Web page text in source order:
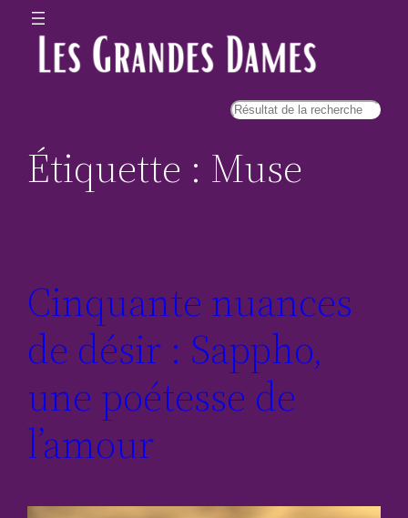
Étiquette : Muse
Cinquante nuances
de désir : Sappho,
une poétesse de
l’amour